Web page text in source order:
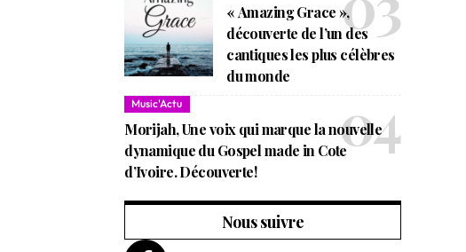
« Amazing Grace »,
découverte de l’un des
cantiques les plus célèbres
du monde
Music'Actu
Morijah, Une voix qui marque la nouvelle
dynamique du Gospel made in Cote
d’Ivoire. Découverte!
Nous suivre